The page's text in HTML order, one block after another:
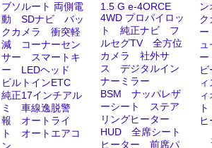
ブソルート 両側電
動 SDナビ バッ
クカメラ 衝突軽
減 コーナーセン
サー スマートキ
ー LEDヘッド
ビルトインETC
純正17インチアル
ミ 車線逸脱警
報 オートライ
ト オートエアコ
1.5 G e-4ORCE
4WD プロパイロッ
ト 純正ナビ フ
ルセグTV 全方位
カメラ 社外サ
ス デジタルイン
ナーミラー
BSM ナッパレザ
ーシート ステア
リングヒーター
HUD 全席シート
ヒーター 前席パ
ク
ー